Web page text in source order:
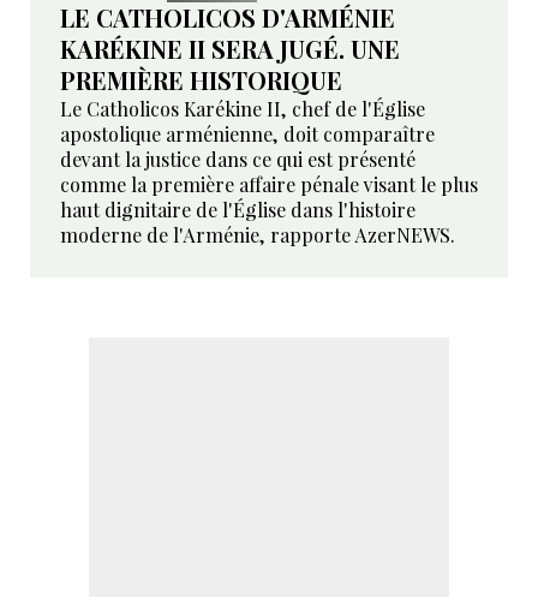
LE CATHOLICOS D'ARMÉNIE
KARÉKINE II SERA JUGÉ. UNE
PREMIÈRE HISTORIQUE
Le Catholicos Karékine II, chef de l'Église
apostolique arménienne, doit comparaître
devant la justice dans ce qui est présenté
comme la première affaire pénale visant le plus
haut dignitaire de l'Église dans l'histoire
moderne de l'Arménie, rapporte AzerNEWS.